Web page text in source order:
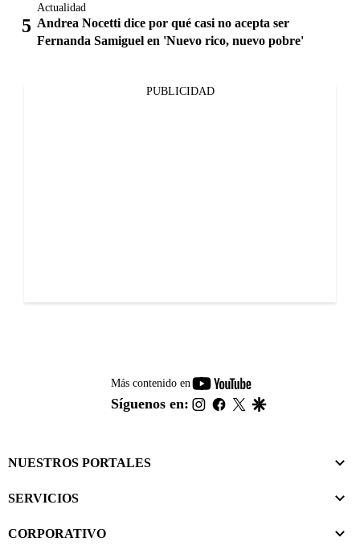
Actualidad
Andrea Nocetti dice por qué casi no acepta ser
Fernanda Samiguel en 'Nuevo rico, nuevo pobre'
PUBLICIDAD
Más contenido en
youtube-
footer
Síguenos en: instagram
facebook
twitter
NUESTROS PORTALES
SERVICIOS
CORPORATIVO